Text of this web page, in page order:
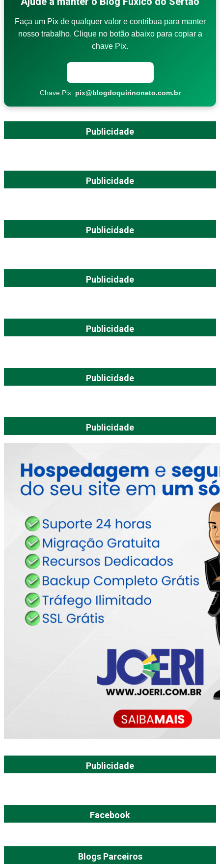
Faça um Pix de qualquer valor e contribua para manter
nosso trabalho. Clique no botão abaixo para copiar a
chave Pix.
Chave Pix: pix@blogdoquirinoneto.com.br
Publicidade
Publicidade
Publicidade
Publicidade
Publicidade
Publicidade
Publicidade
Publicidade
Facebook
Blogs Parceiros